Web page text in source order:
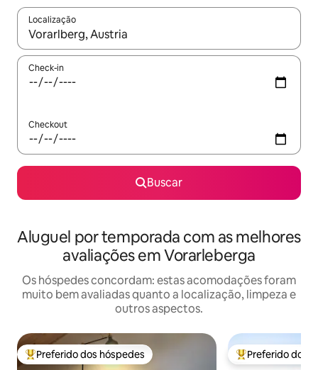
Localização
Quando os resultados estiverem disponíveis, explore-os
Check-in
Checkout
Buscar
Aluguel por temporada com as melhores
avaliações em Vorarleberga
Os hóspedes concordam: estas acomodações foram
muito bem avaliadas quanto a localização, limpeza e
outros aspectos.
Entre os melhores preferidos dos hóspedes
Preferido dos hóspedes Entre os
Preferido dos